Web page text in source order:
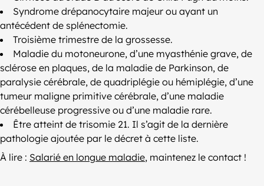
Syndrome drépanocytaire majeur ou ayant un
antécédent de splénectomie.
Troisième trimestre de la grossesse.
Maladie du motoneurone, d’une myasthénie grave, de
sclérose en plaques, de la maladie de Parkinson, de
paralysie cérébrale, de quadriplégie ou hémiplégie, d’une
tumeur maligne primitive cérébrale, d’une maladie
cérébelleuse progressive ou d’une maladie rare.
Être atteint de trisomie 21. Il s’agit de la dernière
pathologie ajoutée par le décret à cette liste.
À lire : Salarié en longue maladie, maintenez le contact !